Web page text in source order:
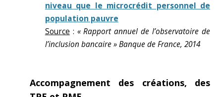
niveau que le microcrédit personnel de
population pauvre
Source : « Rapport annuel de l’observatoire de
l’inclusion bancaire » Banque de France, 2014
Accompagnement des créations, des